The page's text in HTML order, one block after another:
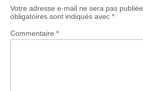
Votre adresse e-mail ne sera pas publiée.
obligatoires sont indiqués avec *
Commentaire *